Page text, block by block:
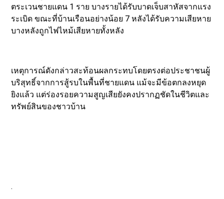
ตระเวนชายแดน 1 ราย บางรายได้รับบาดเจ็บสาหัสจากแรง
ระเบิด ขณะที่บ้านเรือนอย่างน้อย 7 หลังได้รับความเสียหาย
บางหลังถูกไฟไหม้เสียหายทั้งหลัง
เหตุการณ์ดังกล่าวสะท้อนผลกระทบโดยตรงต่อประชาชนผู้
บริสุทธิ์จากการสู้รบในพื้นที่ชายแดน แม้จะมีข้อตกลงหยุด
ยิงแล้ว แต่ร่องรอยความสูญเสียยังคงปรากฏชัดในชีวิตและ
ทรัพย์สินของชาวบ้าน
.